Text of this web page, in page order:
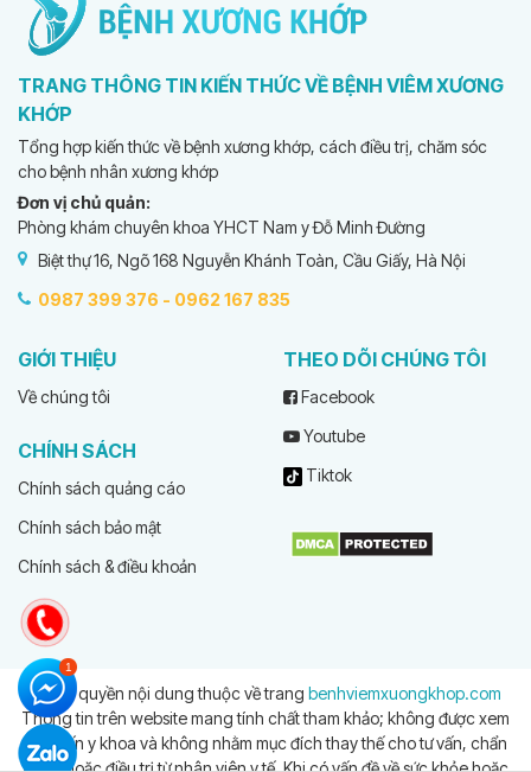
TRANG THÔNG TIN KIẾN THỨC VỀ BỆNH VIÊM XƯƠNG
KHỚP
Tổng hợp kiến thức về bệnh xương khớp, cách điều trị, chăm sóc
cho bệnh nhân xương khớp
Đơn vị chủ quản:
Phòng khám chuyên khoa YHCT Nam y Đỗ Minh Đường
Biệt thự 16, Ngõ 168 Nguyễn Khánh Toàn, Cầu Giấy, Hà Nội
0987 399 376 - 0962 167 835
GIỚI THIỆU
Về chúng tôi
CHÍNH SÁCH
Chính sách quảng cáo
Chính sách bảo mật
Chính sách & điều khoản
THEO DÕI CHÚNG TÔI
Facebook
Youtube
Tiktok
© Bản quyền nội dung thuộc về trang benhviemxuongkhop.com
Thông tin trên website mang tính chất tham khảo; không được xem
là tư vấn y khoa và không nhằm mục đích thay thế cho tư vấn, chẩn